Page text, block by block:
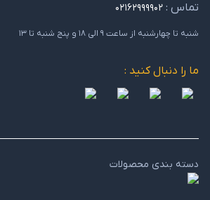
تماس : ۰۲۱۶۲۹۹۹۹۰۲
شنبه تا چهارشنبه از ساعت ۹ الی ۱۸ و پنج شنبه تا ۱۳
ما را دنبال کنید :
دسته بندی محصولات